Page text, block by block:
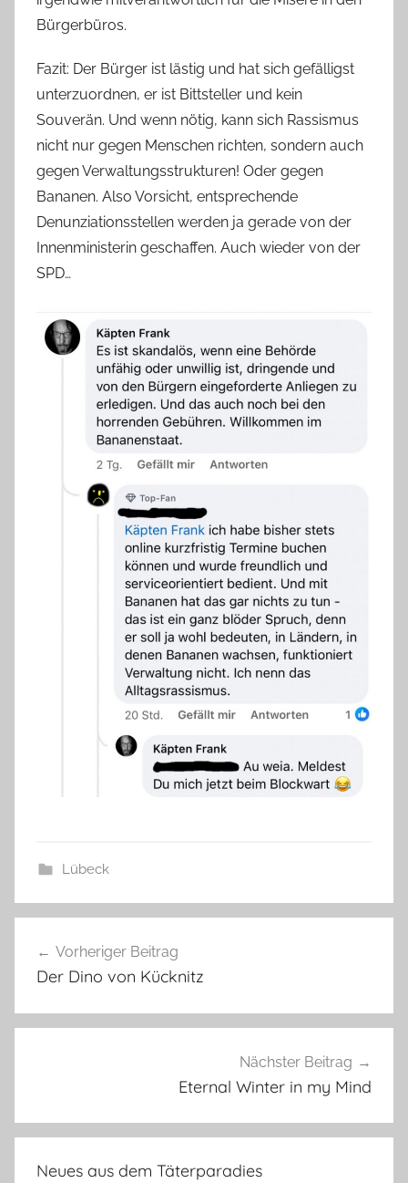
Bürgerbüros.
Fazit: Der Bürger ist lästig und hat sich gefälligst
unterzuordnen, er ist Bittsteller und kein
Souverän. Und wenn nötig, kann sich Rassismus
nicht nur gegen Menschen richten, sondern auch
gegen Verwaltungsstrukturen! Oder gegen
Bananen. Also Vorsicht, entsprechende
Denunziationsstellen werden ja gerade von der
Innenministerin geschaffen. Auch wieder von der
SPD…
Lübeck
Vorheriger Beitrag
Der Dino von Kücknitz
Nächster Beitrag
Eternal Winter in my Mind
Neues aus dem Täterparadies